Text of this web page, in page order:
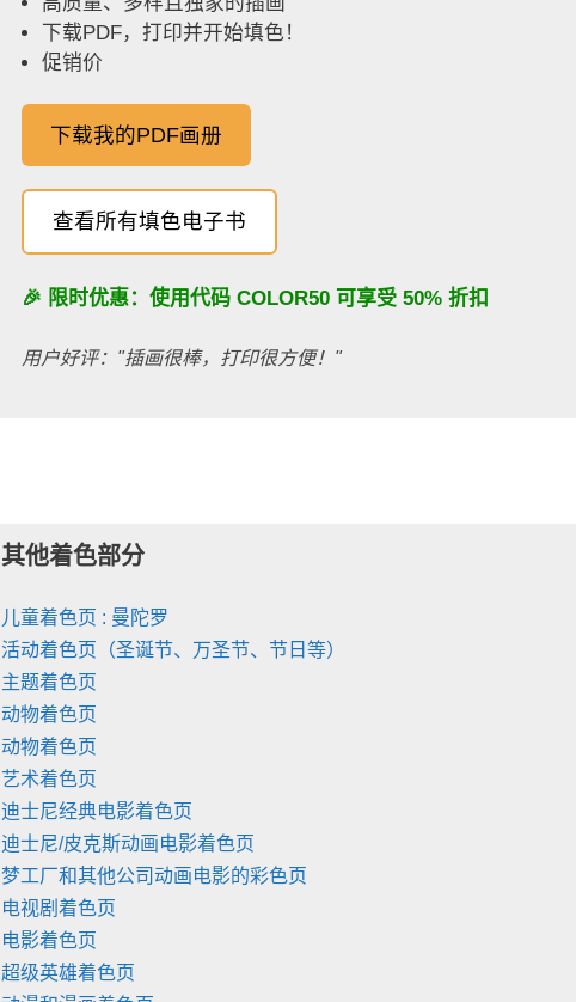
下载PDF，打印并开始填色！
促销价
下载我的PDF画册
查看所有填色电子书
🎉 限时优惠：使用代码 COLOR50可享受 50% 折扣
用户好评："插画很棒，打印很方便！"
其他着色部分
儿童着色页 : 曼陀罗
活动着色页（圣诞节、万圣节、节日等）
主题着色页
动物着色页
动物着色页
艺术着色页
迪士尼经典电影着色页
迪士尼/皮克斯动画电影着色页
梦工厂和其他公司动画电影的彩色页
电视剧着色页
电影着色页
超级英雄着色页